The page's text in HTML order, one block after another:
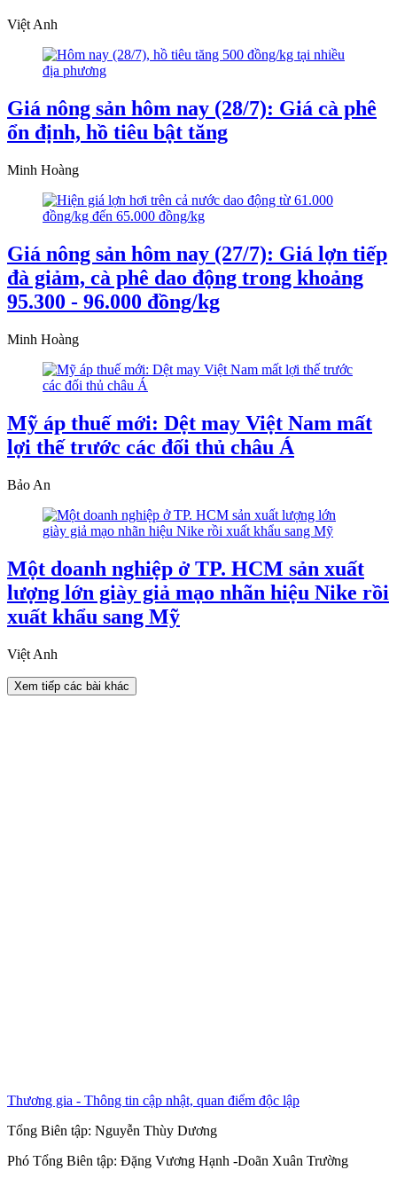
Việt Anh
Giá nông sản hôm nay (28/7): Giá cà phê
ổn định, hồ tiêu bật tăng
Minh Hoàng
Giá nông sản hôm nay (27/7): Giá lợn tiếp
đà giảm, cà phê dao động trong khoảng
95.300 - 96.000 đồng/kg
Minh Hoàng
Mỹ áp thuế mới: Dệt may Việt Nam mất
lợi thế trước các đối thủ châu Á
Bảo An
Một doanh nghiệp ở TP. HCM sản xuất
lượng lớn giày giả mạo nhãn hiệu Nike rồi
xuất khẩu sang Mỹ
Việt Anh
Xem tiếp các bài khác
Thương gia - Thông tin cập nhật, quan điểm độc lập
Tổng Biên tập: Nguyễn Thùy Dương
Phó Tổng Biên tập: Đặng Vương Hạnh -Doãn Xuân Trường